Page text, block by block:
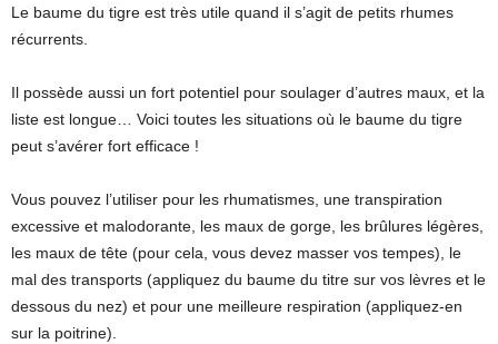
Le baume du tigre est très utile quand il s’agit de petits rhumes
récurrents.
Il possède aussi un fort potentiel pour soulager d’autres maux, et la
liste est longue… Voici toutes les situations où le baume du tigre
peut s’avérer fort efficace !
Vous pouvez l’utiliser pour les rhumatismes, une transpiration
excessive et malodorante, les maux de gorge, les brûlures légères,
les maux de tête (pour cela, vous devez masser vos tempes), le
mal des transports (appliquez du baume du titre sur vos lèvres et le
dessous du nez) et pour une meilleure respiration (appliquez-en
sur la poitrine).